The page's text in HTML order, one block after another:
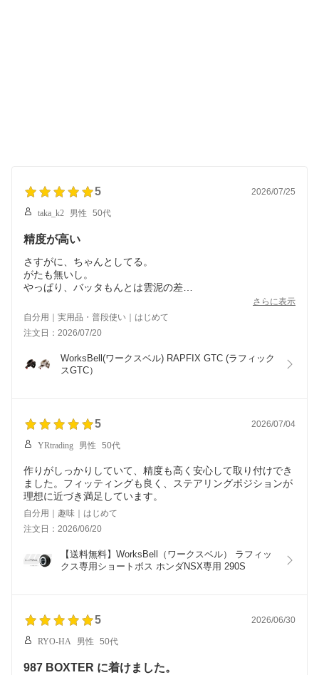
5 2026/07/25
taka_k2 男性 50代
精度が高い
さすがに、ちゃんとしてる。
がたも無いし。
やっぱり、バッタもんとは雲泥の差
値段も雲泥の差だけど、命に関わるところは、お金掛けない
とね。
さらに表示
自分用｜実用品・普段使い｜はじめて
注文日：2026/07/20
WorksBell(ワークスベル) RAPFIX GTC (ラフィック
スGTC）
5 2026/07/04
YRtrading 男性 50代
作りがしっかりしていて、精度も高く安心して取り付けでき
ました。フィッティングも良く、ステアリングポジションが
理想に近づき満足しています。
自分用｜趣味｜はじめて
注文日：2026/06/20
【送料無料】WorksBell（ワークスベル） ラフィッ
クス専用ショートボス ホンダNSX専用 290S
5 2026/06/30
RYO-HA 男性 50代
987 BOXTER に着けました。